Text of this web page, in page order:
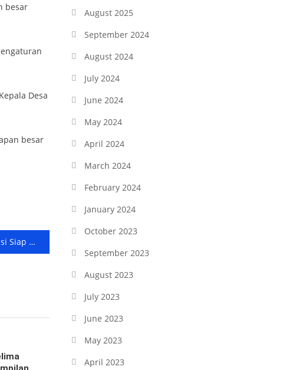
besar
Desa
besar
154 Personel Polisi Siap Kawal Jalannya Pilkades Tahap II di Halmahera Selatan
August 2025
September 2024
August 2024
July 2024
June 2024
May 2024
April 2024
March 2024
February 2024
January 2024
October 2023
September 2023
August 2023
July 2023
June 2023
May 2023
April 2023